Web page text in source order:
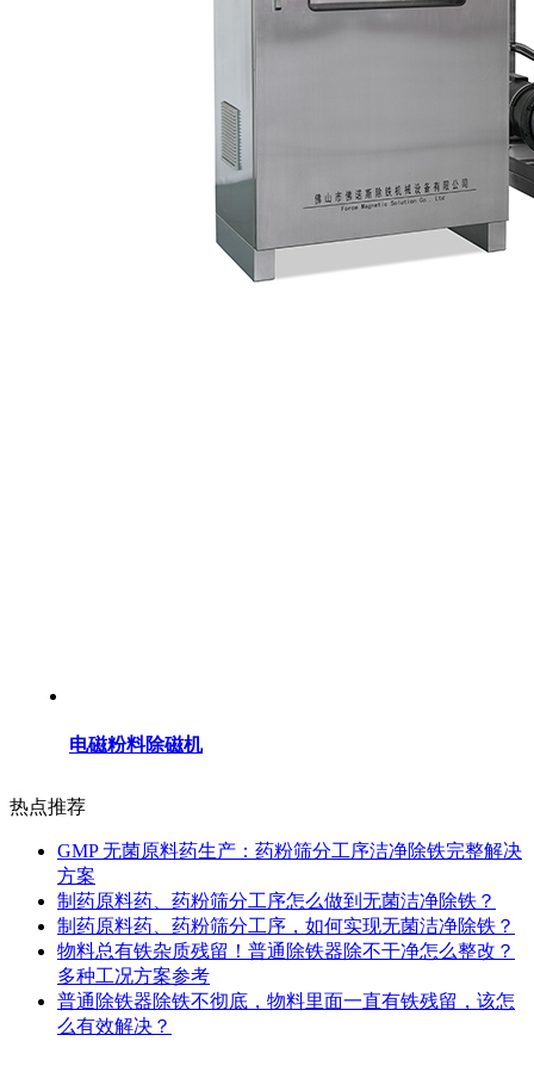
电磁粉料除磁机
热点推荐
GMP 无菌原料药生产：药粉筛分工序洁净除铁完整解决
方案
制药原料药、药粉筛分工序怎么做到无菌洁净除铁？
制药原料药、药粉筛分工序，如何实现无菌洁净除铁？
物料总有铁杂质残留！普通除铁器除不干净怎么整改？
多种工况方案参考
普通除铁器除铁不彻底，物料里面一直有铁残留，该怎
么有效解决？